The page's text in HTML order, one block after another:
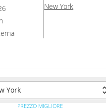
New York
York
PREZZO MIGLIORE